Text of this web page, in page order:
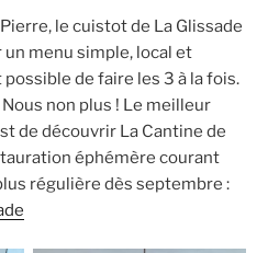
le cuistot de La Glissade
menu simple, local et
possible de faire les 3 à la fois.
Nous non plus ! Le meilleur
de découvrir La Cantine de
éphémère courant
régulière dès septembre :